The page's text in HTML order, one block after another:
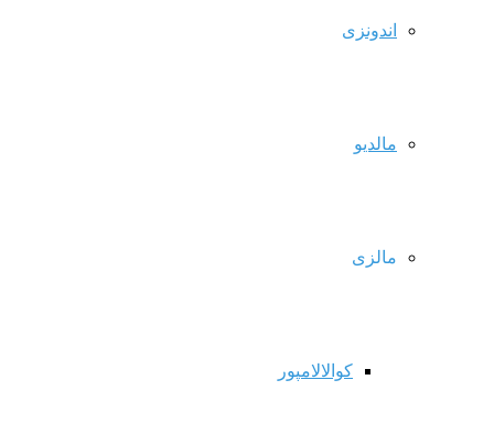
اندونزی
مالدیو
مالزی
کوالالامپور